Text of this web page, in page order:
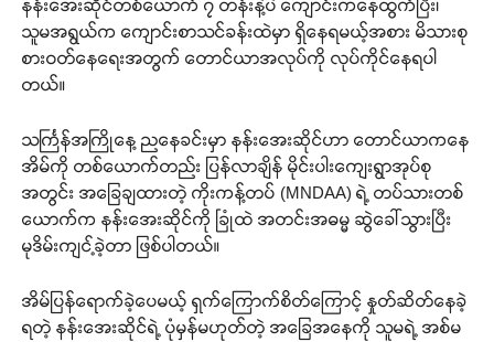
နန်းအေးဆိုင်တစ်ယောက် ၇ တန်းနဲ့ပဲ ကျောင်းကနေထွက်ပြီး၊
သူမအရွယ်က ကျောင်းစာသင်ခန်းထဲမှာ ရှိနေရမယ့်အစား မိသားစု
စားဝတ်နေရေးအတွက် တောင်ယာအလုပ်ကို လုပ်ကိုင်နေရပါ
တယ်။
သင်္ကြန်အကြိုနေ့ ညနေခင်းမှာ နန်းအေးဆိုင်ဟာ တောင်ယာကနေ
အိမ်ကို တစ်ယောက်တည်း ပြန်လာချိန် မိုင်းပါးကျေးရွာအုပ်စု
အတွင်း အခြေချထားတဲ့ ကိုးကန့်တပ် (MNDAA) ရဲ့ တပ်သားတစ်
ယောက်က နန်းအေးဆိုင်ကို ခြုံထဲ အတင်းအဓမ္မ ဆွဲခေါ်သွားပြီး
မုဒိမ်းကျင့်ခဲ့တာ ဖြစ်ပါတယ်။
အိမ်ပြန်ရောက်ခဲ့ပေမယ့် ရှက်ကြောက်စိတ်ကြောင့် နှုတ်ဆိတ်နေခဲ့
ရတဲ့ နန်းအေးဆိုင်ရဲ့ ပုံမှန်မဟုတ်တဲ့ အခြေအနေကို သူမရဲ့ အစ်မ